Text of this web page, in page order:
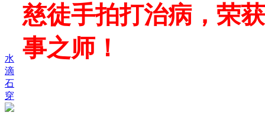
水
滴
石
穿
慈徒手拍打治病，荣
事之师！